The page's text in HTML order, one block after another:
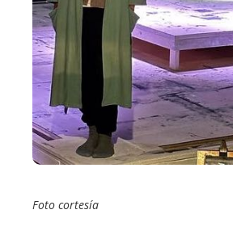
Foto cortesía